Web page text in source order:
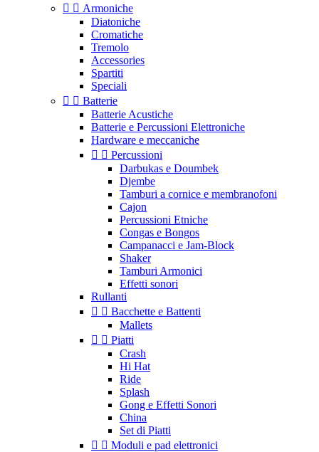
  Armoniche
Diatoniche
Cromatiche
Tremolo
Accessories
Spartiti
Speciali
  Batterie
Batterie Acustiche
Batterie e Percussioni Elettroniche
Hardware e meccaniche
  Percussioni
Darbukas e Doumbek
Djembe
Tamburi a cornice e membranofoni
Cajon
Percussioni Etniche
Congas e Bongos
Campanacci e Jam-Block
Shaker
Tamburi Armonici
Effetti sonori
Rullanti
  Bacchette e Battenti
Mallets
  Piatti
Crash
Hi Hat
Ride
Splash
Gong e Effetti Sonori
China
Set di Piatti
  Moduli e pad elettronici